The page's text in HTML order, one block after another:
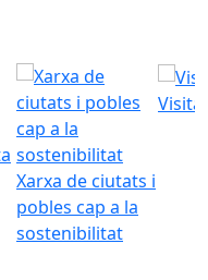
Xarxa de ciutats i
pobles cap a la
sostenibilitat
Visita